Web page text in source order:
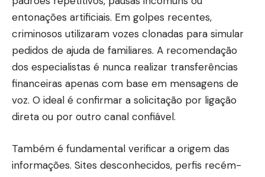
entonações artificiais. Em golpes recentes,
criminosos utilizaram vozes clonadas para simular
pedidos de ajuda de familiares. A recomendação
dos especialistas é nunca realizar transferências
financeiras apenas com base em mensagens de
voz. O ideal é confirmar a solicitação por ligação
direta ou por outro canal confiável.
Também é fundamental verificar a origem das
informações. Sites desconhecidos, perfis recém-